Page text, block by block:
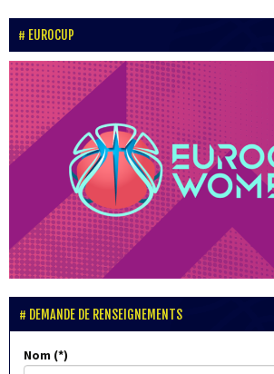
EUROCUP
DEMANDE DE RENSEIGNEMENTS
Nom